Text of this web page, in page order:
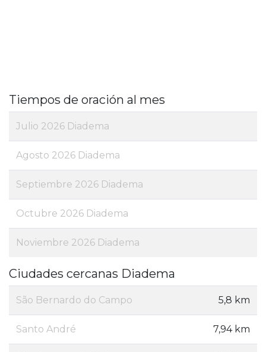
Tiempos de oración al mes
Julio 2026 Diadema
Agosto 2026 Diadema
Septiembre 2026 Diadema
Octubre 2026 Diadema
Noviembre 2026 Diadema
Ciudades cercanas Diadema
São Bernardo do Campo 5,8 km
Santo André 7,94 km